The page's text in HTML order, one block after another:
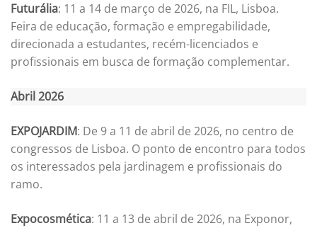
Futurália: 11 a 14 de março de 2026, na FIL, Lisboa.
Feira de educação, formação e empregabilidade,
direcionada a estudantes, recém-licenciados e
profissionais em busca de formação complementar.
Abril 2026
EXPOJARDIM: De 9 a 11 de abril de 2026, no centro de
congressos de Lisboa. O ponto de encontro para todos
os interessados pela jardinagem e profissionais do
ramo.
Expocosmética: 11 a 13 de abril de 2026, na Exponor,